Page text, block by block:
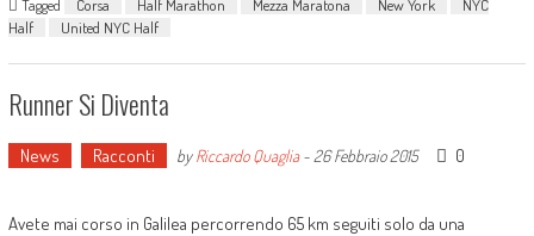
Tagged Corsa Half Marathon Mezza Maratona New York
NYC
Half
United NYC Half
Runner Si Diventa
News Racconti byRiccardo Quaglia- 26 Febbraio 2015 0
Avete mai corso in Galilea percorrendo 65 km seguiti solo da una